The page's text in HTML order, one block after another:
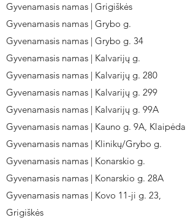
Gyvenamasis namas | Grigiškės
Gyvenamasis namas | Grybo g.
Gyvenamasis namas | Grybo g. 34
Gyvenamasis namas | Kalvarijų g.
Gyvenamasis namas | Kalvarijų g. 280
Gyvenamasis namas | Kalvarijų g. 299
Gyvenamasis namas | Kalvarijų g. 99A
Gyvenamasis namas | Kauno g. 9A, Klaipėda
Gyvenamasis namas | Klinikų/Grybo g.
Gyvenamasis namas | Konarskio g.
Gyvenamasis namas | Konarskio g. 28A
Gyvenamasis namas | Kovo 11-ji g. 23,
Grigiškės